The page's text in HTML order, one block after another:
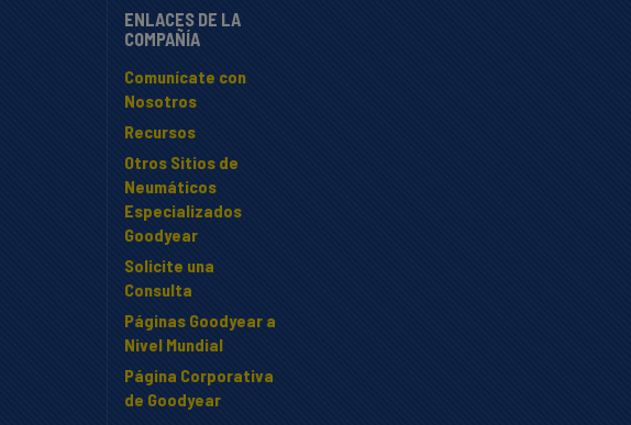
ENLACES DE LA
COMPAÑÍA
Comunícate con
Nosotros
Recursos
Otros Sitios de
Neumáticos
Especializados
Goodyear
Solicite una
Consulta
Páginas Goodyear a
Nivel Mundial
Página Corporativa
de Goodyear